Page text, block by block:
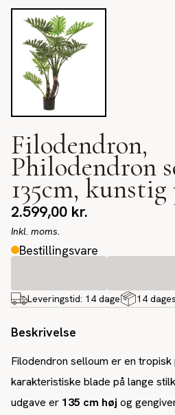
Filodendron,
Philodendron
135cm,
2.599,00 kr.
Inkl. moms.
Bestillingsvare
Leveringstid: 14 dage 14
Beskrivelse
Filodendron selloum er en
karakteristiske blade på lange
udgave er 135 cm høj og